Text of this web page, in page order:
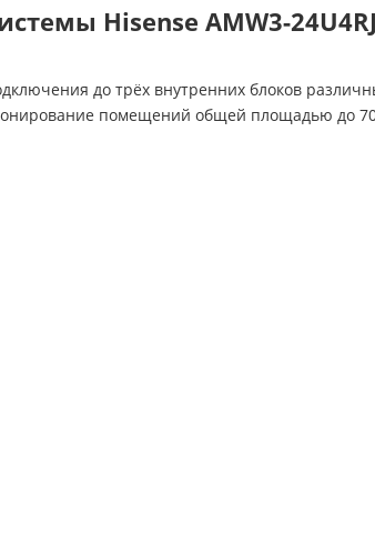
Hisense AMW3-
до трёх внутренних блоков
помещений общей площадью до